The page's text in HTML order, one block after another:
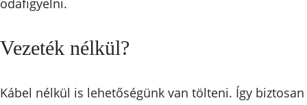
odafigyelni.
Vezeték nélkül?
Kábel nélkül is lehetőségünk van tölteni. Így biztosan